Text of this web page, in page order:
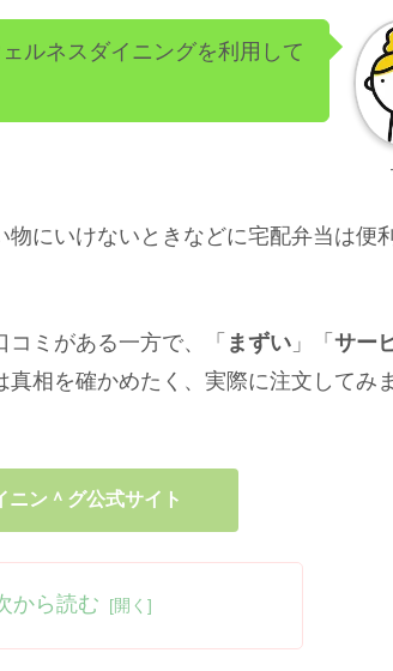
ルネスダイニングを利用して
にいけないときなどに宅配弁当は便
ミがある一方で、「 まずい 」「 サー
真相を確かめたく、実際に注文してみ
ニン＾グ公式サイト
から読む